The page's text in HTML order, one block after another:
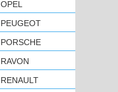
OPEL
PEUGEOT
PORSCHE
RAVON
RENAULT